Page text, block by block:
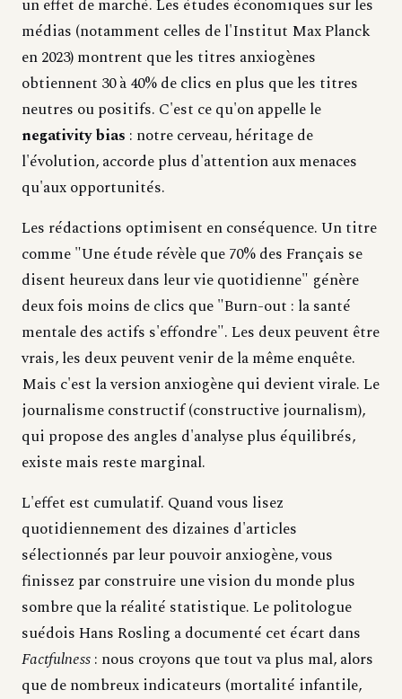
un effet de marché. Les études économiques sur les
médias (notamment celles de l'Institut Max Planck
en 2023) montrent que les titres anxiogènes
obtiennent 30 à 40% de clics en plus que les titres
neutres ou positifs. C'est ce qu'on appelle le
negativity bias : notre cerveau, héritage de
l'évolution, accorde plus d'attention aux menaces
qu'aux opportunités.
Les rédactions optimisent en conséquence. Un titre
comme "Une étude révèle que 70% des Français se
disent heureux dans leur vie quotidienne" génère
deux fois moins de clics que "Burn-out : la santé
mentale des actifs s'effondre". Les deux peuvent être
vrais, les deux peuvent venir de la même enquête.
Mais c'est la version anxiogène qui devient virale. Le
journalisme constructif (constructive journalism),
qui propose des angles d'analyse plus équilibrés,
existe mais reste marginal.
L'effet est cumulatif. Quand vous lisez
quotidiennement des dizaines d'articles
sélectionnés par leur pouvoir anxiogène, vous
finissez par construire une vision du monde plus
sombre que la réalité statistique. Le politologue
suédois Hans Rosling a documenté cet écart dans
Factfulness: nous croyons que tout va plus mal, alors
que de nombreux indicateurs (mortalité infantile,